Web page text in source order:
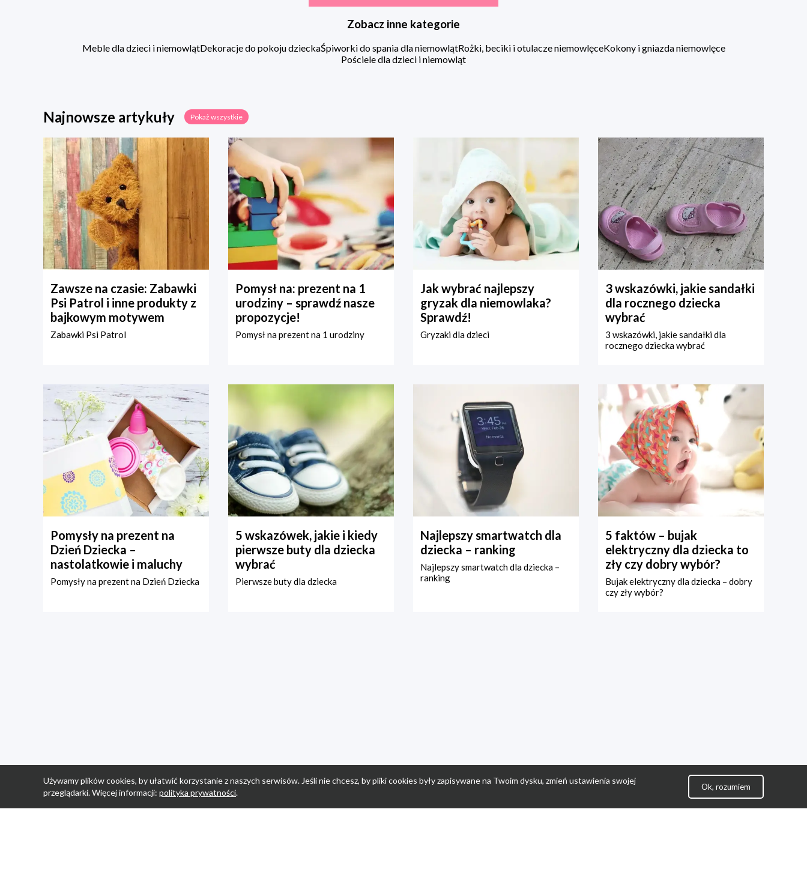
Zobacz inne kategorie
Meble dla dzieci i niemowlątDekoracje do pokoju dzieckaŚpiworki do spania dla niemowlątRożki, beciki i otulacze niemowlęceKokony i gniazda niemowlęce
Pościele dla dzieci i niemowląt
Najnowsze artykuły Pokaż wszystkie
Zawsze na czasie: Zabawki
Psi Patrol i inne produkty z
bajkowym motywem
Zabawki Psi Patrol
Pomysł na: prezent na 1
urodziny – sprawdź nasze
propozycje!
Pomysł na prezent na 1 urodziny
Jak wybrać najlepszy
gryzak dla niemowlaka?
Sprawdź!
Gryzaki dla dzieci
3 wskazówki, jakie sandałki
dla rocznego dziecka
wybrać
3 wskazówki, jakie sandałki dla
rocznego dziecka wybrać
Pomysły na prezent na
Dzień Dziecka –
nastolatkowie i maluchy
Pomysły na prezent na Dzień Dziecka
5 wskazówek, jakie i kiedy
pierwsze buty dla dziecka
wybrać
Pierwsze buty dla dziecka
Najlepszy smartwatch dla
dziecka – ranking
Najlepszy smartwatch dla dziecka –
ranking
5 faktów – bujak
elektryczny dla dziecka to
zły czy dobry wybór?
Bujak elektryczny dla dziecka – dobry
czy zły wybór?
Używamy plików cookies, by ułatwić korzystanie z naszych serwisów. Jeśli nie chcesz, by pliki cookies były zapisywane na Twoim dysku, zmień ustawienia swojej
przeglądarki. Więcej informacji: polityka prywatności.
Ok, rozumiem